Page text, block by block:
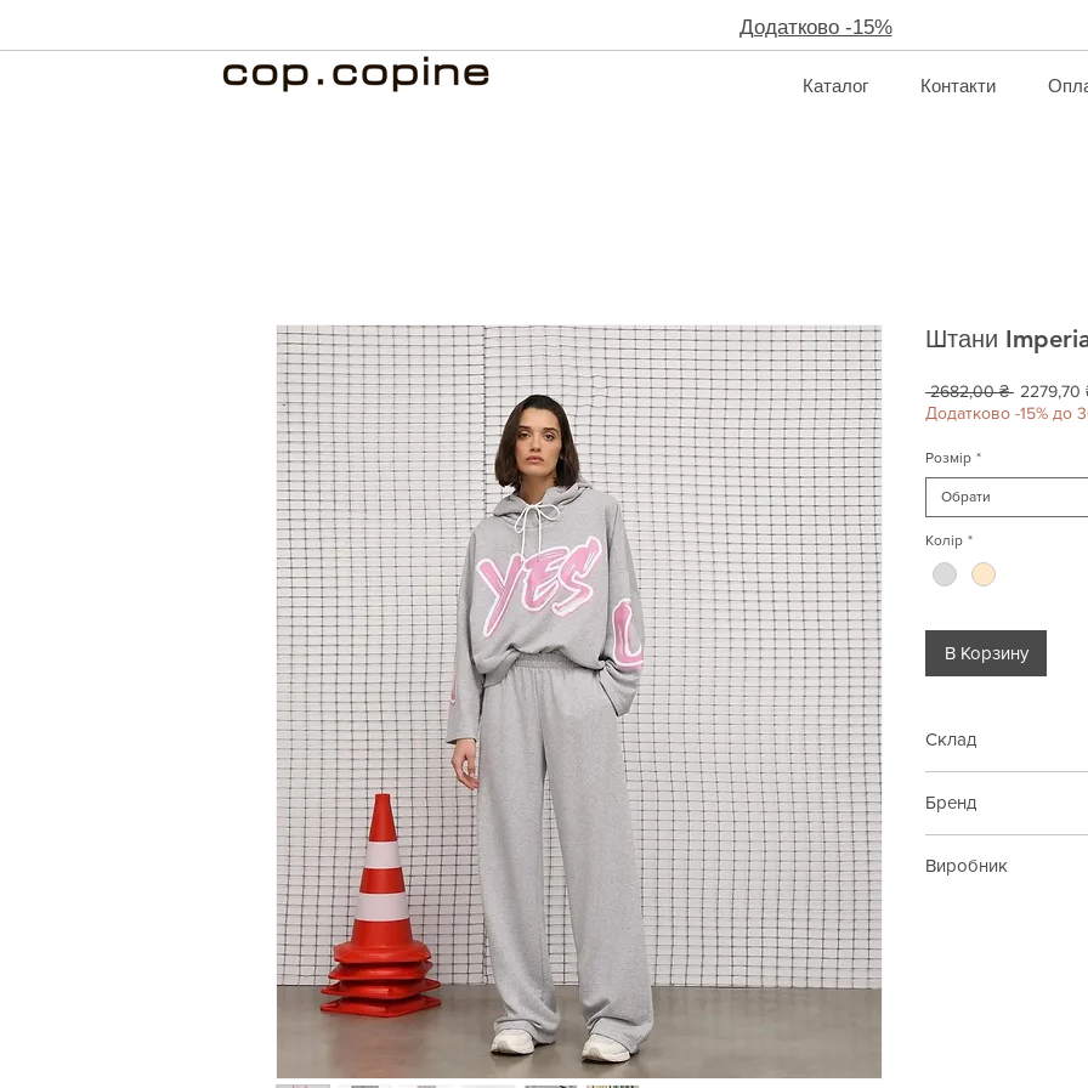
Додатково -15%
Каталог Контакти
Штани
2682,00 ₴ Звичайна
ціна
2279,70
Додатково -15% до
Розмір *
Обрати
Колір *
В Корзину
Склад
Бренд
Виробник